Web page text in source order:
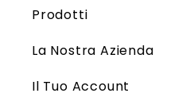
Prodotti
La Nostra Azienda
Il Tuo Account